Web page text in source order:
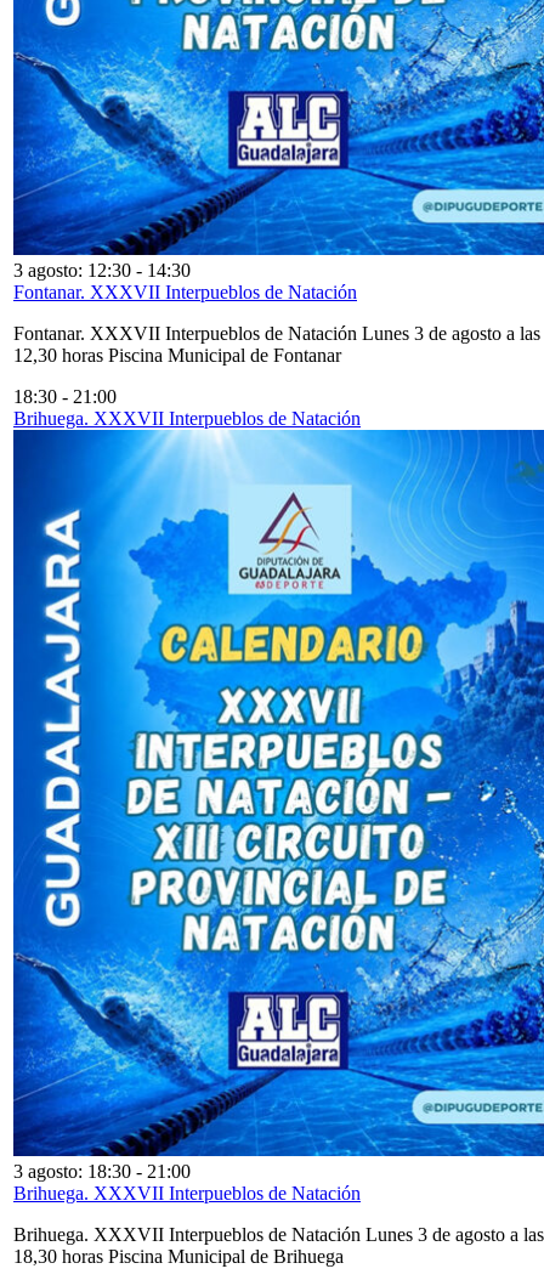
3 agosto: 12:30 - 14:30
Fontanar. XXXVII Interpueblos de Natación
Fontanar. XXXVII Interpueblos de Natación Lunes 3 de agosto a las
12,30 horas Piscina Municipal de Fontanar
18:30 - 21:00
Brihuega. XXXVII Interpueblos de Natación
3 agosto: 18:30 - 21:00
Brihuega. XXXVII Interpueblos de Natación
Brihuega. XXXVII Interpueblos de Natación Lunes 3 de agosto a las
18,30 horas Piscina Municipal de Brihuega